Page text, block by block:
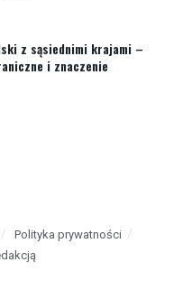
z sąsiednimi krajami –
i znaczenie
Polityka prywatności